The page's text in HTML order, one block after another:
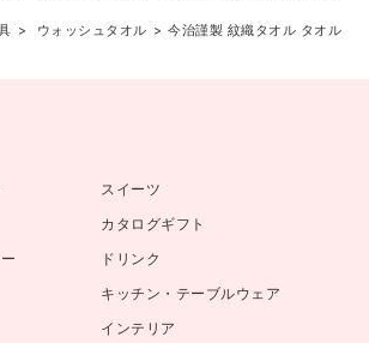
ウォッシュタオル
今治謹製 紋織タオル タオル
スイーツ
カタログギフト
ドリンク
キッチン・テーブルウェア
インテリア